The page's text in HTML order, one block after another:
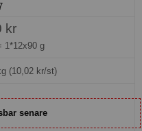
kr
1*12x90 g
(10,02 kr/st)
senare